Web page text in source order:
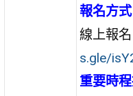
報名方式
線上報
s.gle/
重要時程